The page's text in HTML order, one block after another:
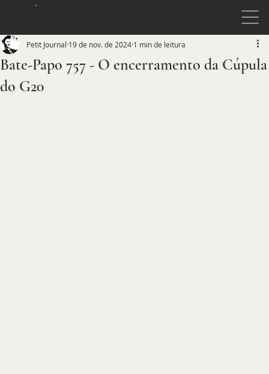
Bate-Papo 757 - O encerramento da Cúpula
do G20
Petit Journal 19 de nov. de 2024 1 min de leitura